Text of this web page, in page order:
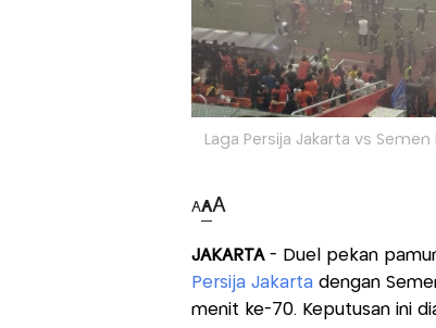
Laga Persija Jakarta vs
AAA
JAKARTA - Duel pekan
Persija Jakartadengan
menit ke-70. Keputusan ini